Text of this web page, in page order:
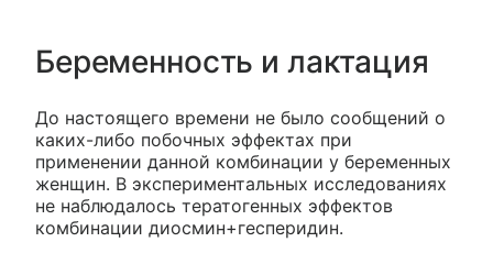
Беременность и лактация
До настоящего времени не было сообщений о
каких-либо побочных эффектах при
применении данной комбинации у беременных
женщин. В экспериментальных исследованиях
не наблюдалось тератогенных эффектов
комбинации диосмин+гесперидин.